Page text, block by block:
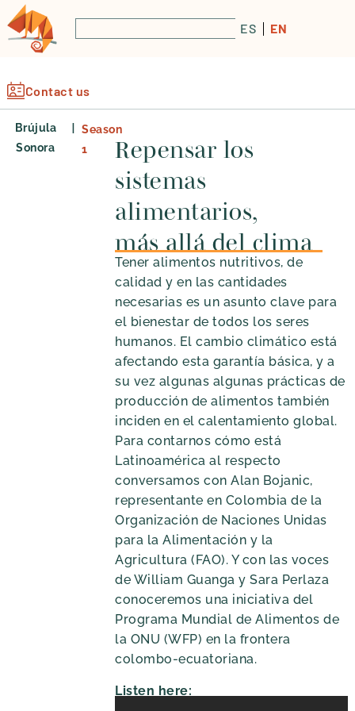
ES EN
Contact us
Brújula
Sonora
| Season
1
Repensar los
sistemas
alimentarios,
más allá del clima
Tener alimentos nutritivos, de
calidad y en las cantidades
necesarias es un asunto clave para
el bienestar de todos los seres
humanos. El cambio climático está
afectando esta garantía básica, y a
su vez algunas algunas prácticas de
producción de alimentos también
inciden en el calentamiento global.
Para contarnos cómo está
Latinoamérica al respecto
conversamos con Alan Bojanic,
representante en Colombia de la
Organización de Naciones Unidas
para la Alimentación y la
Agricultura (FAO). Y con las voces
de William Guanga y Sara Perlaza
conoceremos una iniciativa del
Programa Mundial de Alimentos de
la ONU (WFP) en la frontera
colombo-ecuatoriana.
Listen here: